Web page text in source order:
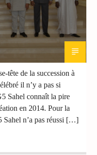
tête de la succession à
il n’y a pas si
Sahel connaît la pire
en 2014. Pour la
Sahel n’a pas réussi […]